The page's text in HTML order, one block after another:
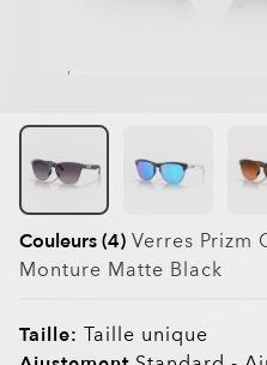
Couleurs (4) Verres Prizm
Monture Matte Black
Taille: Taille unique